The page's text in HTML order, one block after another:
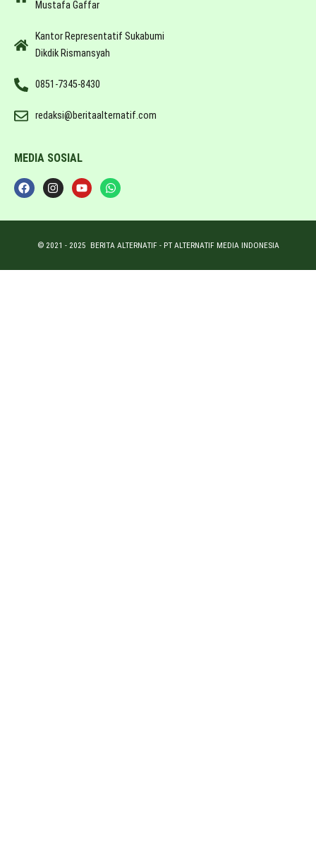
Mustafa Gaffar
Kantor Representatif Sukabumi
Dikdik Rismansyah
0851-7345-8430
redaksi@beritaalternatif.com
MEDIA SOSIAL
© 2021 - 2025 BERITA ALTERNATIF - PT ALTERNATIF MEDIA INDONESIA